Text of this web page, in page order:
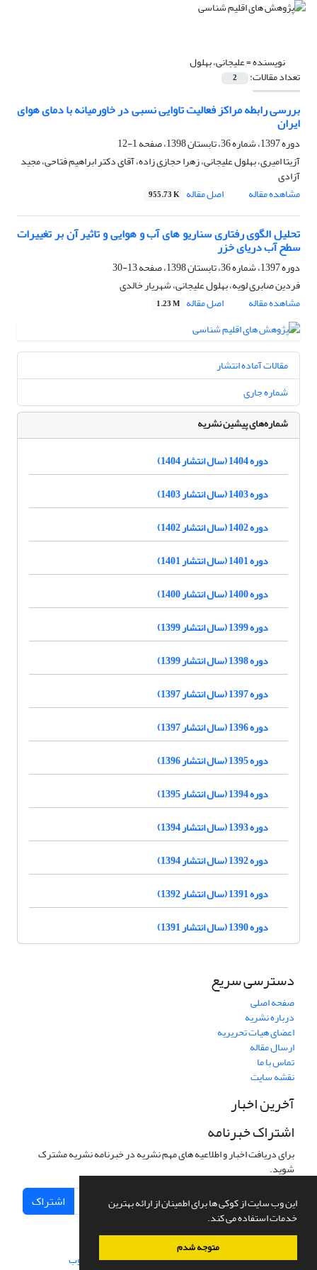
این وب سایت از کوکی ها برای اطمینان از ارائه بهترین
خدمات استفاده می کند.
متوجه شدم
نویسنده =علیجانی، بهلول
تعداد مقالات: 2
بررسی رابطه مراکز فعالیت تاوایی نسبی در خاورمیانه با دمای هوای
ایران
دوره 1397، شماره 36، تابستان 1398، صفحه
1-12
آزیتا امیری، بهلول علیجانی، زهرا حجازی زاده، آقای دکتر ابراهیم فتاحی، مجید
آزادی
مشاهده مقاله
اصل مقاله 955.73 K
تحلیل الگوی رفتاری سناریو های آب و هوایی و تاثیر آن بر تغییرات
سطح آب دریای خزر
دوره 1397، شماره 36، تابستان 1398، صفحه
13-30
فردین صابری لویه، بهلول علیجانی، شهریار خالدی
مشاهده مقاله
اصل مقاله 1.23 M
مقالات آماده انتشار
شماره جاری
شماره‌های پیشین نشریه
دوره 1404 (سال انتشار 1404)
دوره 1403 (سال انتشار 1403)
دوره 1402 (سال انتشار 1402)
دوره 1401 (سال انتشار 1401)
دوره 1400 (سال انتشار 1400)
دوره 1399 (سال انتشار 1399)
دوره 1398 (سال انتشار 1399)
دوره 1397 (سال انتشار 1397)
دوره 1396 (سال انتشار 1397)
دوره 1395 (سال انتشار 1396)
دوره 1394 (سال انتشار 1395)
دوره 1393 (سال انتشار 1394)
دوره 1392 (سال انتشار 1394)
دوره 1391 (سال انتشار 1392)
دوره 1390 (سال انتشار 1391)
دسترسی سریع
صفحه اصلی
درباره نشریه
اعضای هیات تحریریه
ارسال مقاله
تماس با ما
نقشه سایت
آخرین اخبار
اشتراک خبرنامه
برای دریافت اخبار و اطلاعیه های مهم نشریه در خبرنامه نشریه مشترک
شوید.
اشتراک
سامانه مدیریت نشریات علمی.طراحی و پیاده سازی از سیناوب